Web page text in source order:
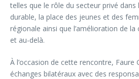
telles que le rôle du secteur privé
durable, la place des jeunes et des
régionale ainsi que l’amélioration de
et au-delà.
À l’occasion de cette rencontre, Faure
échanges bilatéraux avec des